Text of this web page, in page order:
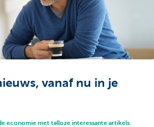
vanaf nu in je
economie met talloze interessante artikels.